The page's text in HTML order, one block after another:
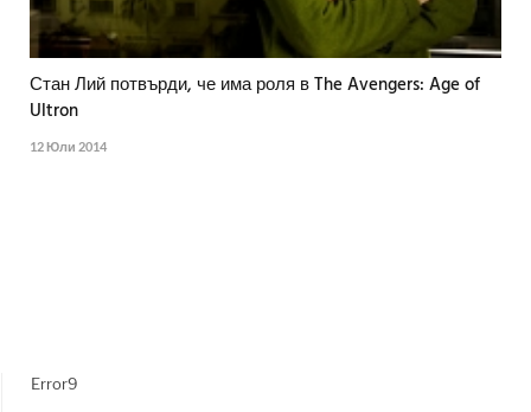
Стан Лий потвърди, че има роля в The Avengers: Age of
Ultron
12 Юли 2014
Error9